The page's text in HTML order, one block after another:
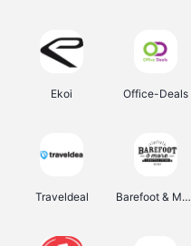
Ekoi Office-Deals
Traveldeal Barefoot & More